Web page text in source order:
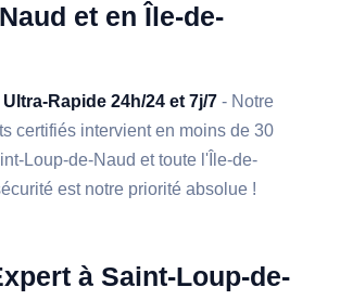
et en Île-de-
Ultra-Rapide 24h/24 et 7j/7 - Notre
certifiés intervient en moins de 30
Loup-de-Naud et toute l'Île-de-
est notre priorité absolue !
à Saint-Loup-de-